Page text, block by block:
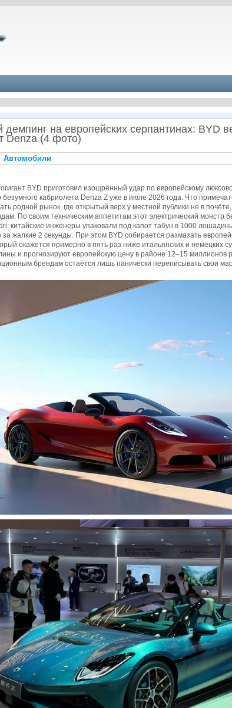
демпинг на европейских серпантинах: BYD
Denza (4 фото)
Автомобили
BYD приготовил изощрённый удар по европейскому
безумного кабриолета Denza Z уже в июле 2026 года. Что
родной рынок, где открытый верх у местной публики не в
По своим техническим аппетитам этот электрический монстр
китайские инженеры упаковали под капот табун в 1000
за жалкие 2 секунды. При этом BYD собирается размазать
окажется примерно в пять раз ниже итальянских и немецких
и прогнозируют европейскую цену в районе 12–15 миллионов
брендам остаётся лишь панически переписывать свои